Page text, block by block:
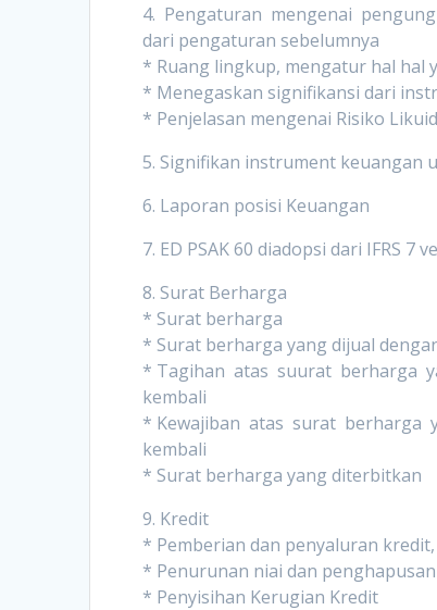
4. Pengaturan mengenai
dari pengaturan sebelumnya
* Ruang lingkup, mengatur hal hal
* Menegaskan signifikansi dari
* Penjelasan mengenai Risiko
5. Signifikan instrument keuangan
6. Laporan posisi Keuangan
7. ED PSAK 60 diadopsi dari IFRS 7
8. Surat Berharga
* Surat berharga
* Surat berharga yang dijual
* Tagihan atas suurat berharga
kembali
* Kewajiban atas surat berharga
kembali
* Surat berharga yang diterbitkan
9. Kredit
* Pemberian dan penyaluran kredit,
* Penurunan niai dan
* Penyisihan Kerugian Kredit